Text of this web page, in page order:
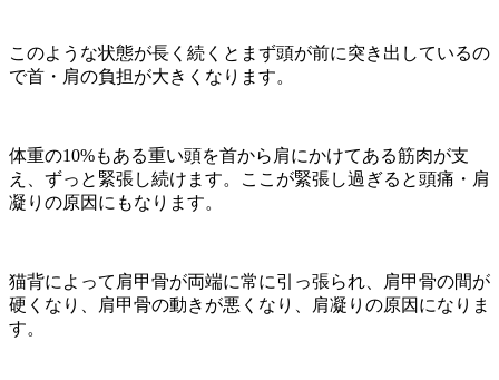
このような状態が長く続くとまず頭が前に突き出しているの
で首・肩の負担が大きくなります。
体重の10%もある重い頭を首から肩にかけてある筋肉が支
え、ずっと緊張し続けます。ここが緊張し過ぎると頭痛・肩
凝りの原因にもなります。
猫背によって肩甲骨が両端に常に引っ張られ、肩甲骨の間が
硬くなり、肩甲骨の動きが悪くなり、肩凝りの原因になりま
す。